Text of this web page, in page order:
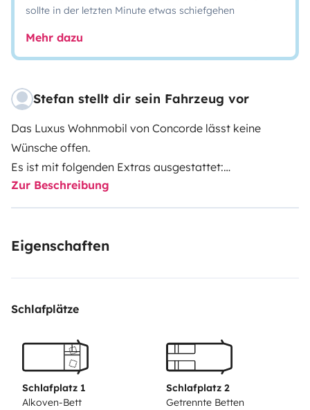
sollte in der letzten Minute etwas schiefgehen
Mehr dazu
Stefan stellt dir sein Fahrzeug vor
Das Luxus Wohnmobil von Concorde lässt keine
Wünsche offen.
Es ist mit folgenden Extras ausgestattet:
- Spülmaschine
- Zentralstaubsauger
- 350 Liter Frischwassertank
- TV im Schlafzimmer
- SAT Anlage vollautomatisch
- AHK 2500kg
- Solar 2x120 Watt
Zur Beschreibung
Eigenschaften
Schlafplätze
Schlafplatz 1
Alkoven-Bett
Schlafplatz 2
Getrennte Betten